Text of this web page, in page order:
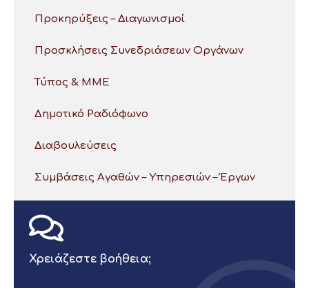
Προκηρύξεις – Διαγωνισμοί
Προσκλήσεις Συνεδριάσεων Οργάνων
Τύπος & ΜΜΕ
Δημοτικό Ραδιόφωνο
Διαβουλεύσεις
Συμβάσεις Αγαθών – Υπηρεσιών – Έργων
Χρειάζεστε βοήθεια;